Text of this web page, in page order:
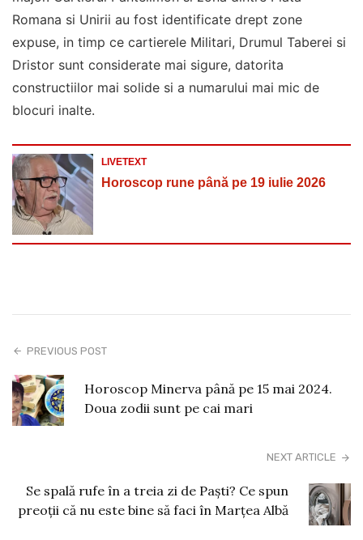
Romana si Unirii au fost identificate drept zone
expuse, in timp ce cartierele Militari, Drumul Taberei si
Dristor sunt considerate mai sigure, datorita
constructiilor mai solide si a numarului mai mic de
blocuri inalte.
LIVETEXT
Horoscop rune până pe 19 iulie 2026
PREVIOUS POST
Horoscop Minerva până pe 15 mai 2024.
Doua zodii sunt pe cai mari
NEXT ARTICLE
Se spală rufe în a treia zi de Paşti? Ce spun
preoţii că nu este bine să faci în Marţea Albă